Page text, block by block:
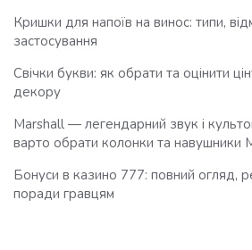
Кришки для напоїв на винос: типи,
застосування
Свічки букви: як обрати та оцінити
декору
Marshall — легендарний звук і
варто обрати колонки та навушники
Бонуси в казино 777: повний огляд,
поради гравцям